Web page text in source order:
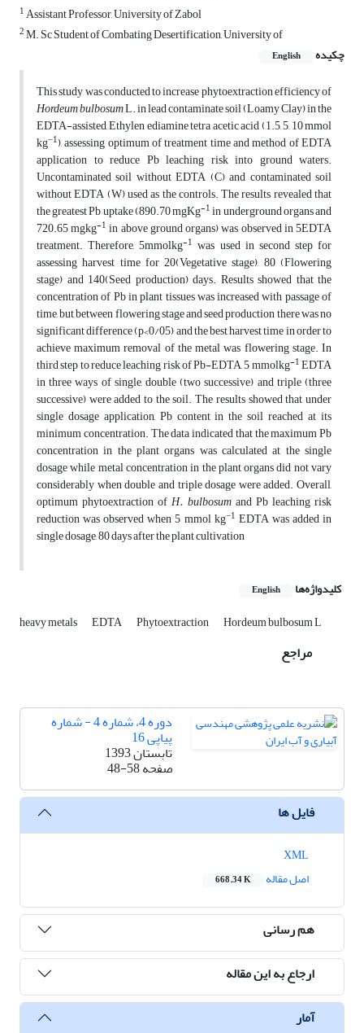
1Assistant Professor, University of Zabol
2M. Sc Student of Combating Desertification, University of
چکیده
English
This study was conducted to increase phytoextraction efficiency of
Hordeum bulbosumL. in lead contaminate soil (Loamy Clay) in the
EDTA-assisted, Ethylen ediamine tetra acetic acid (1.5, 5, 10 mmol
kg−1), assessing optimum of treatment time and method of EDTA
application to reduce Pb leaching risk into ground waters.
Uncontaminated soil without EDTA (C) and contaminated soil
without EDTA (W) used as the controls. The results revealed that
the greatest Pb uptake (890.70 mgKg-1in underground organs and
720.65 mgkg-1 in above ground organs) was observed in 5EDTA
treatment. Therefore, 5mmolkg-1 was used in second step for
assessing harvest time for 20(Vegetative stage), 80 (Flowering
stage) and 140(Seed production) days. Results showed that the
concentration of Pb in plant tissues was increased with passage of
time, but between flowering stage and seed production there was no
significant difference (p‹0/05) and the best harvest time in order to
achieve maximum removal of the metal was flowering stage. In
third step to reduce leaching risk of Pb-EDTA, 5 mmolkg-1EDTA
in three ways of single, double (two successive) and triple (three
successive) were added to the soil. The results showed that under
single dosage application, Pb content in the soil reached at its
minimum concentration. The data indicated that the maximum Pb
concentration in the plant organs was calculated at the single
dosage while metal concentration in the plant organs did not vary
considerably when double and triple dosage were added. Overall,
optimum phytoextraction ofH. bulbosumand Pb leaching risk
reduction was observed when 5 mmol kg−1 EDTA was added in
single dosage, 80 days after the plant cultivation
کلیدواژه‌ها English
heavy metals EDTA Phytoextraction Hordeum bulbosum L
مراجع
دوره 4، شماره 4 - شماره
پیاپی 16
تابستان 1393
صفحه48-58
فایل ها
اصل مقاله
668.34 K
هم رسانی
ارجاع به این مقاله
آمار